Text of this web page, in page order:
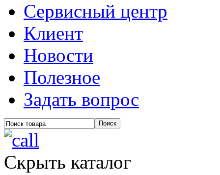
Сервисный центр
Клиент
Новости
Полезное
Задать вопрос
Скрыть каталог